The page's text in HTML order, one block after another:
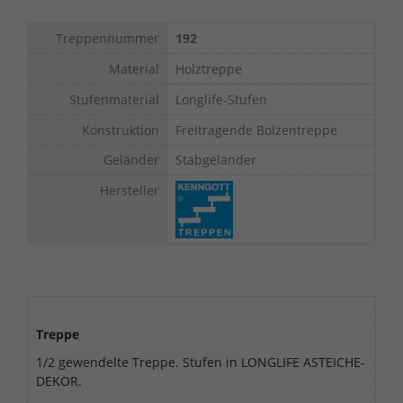
Treppennummer
192
Material
Holztreppe
Stufenmaterial
Longlife-Stufen
Konstruktion
Freitragende Bolzentreppe
Geländer
Stabgeländer
Hersteller
Treppe
1/2 gewendelte Treppe. Stufen in LONGLIFE ASTEICHE-
DEKOR.